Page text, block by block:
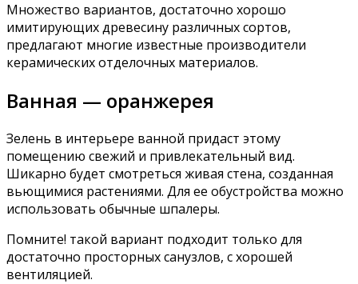
Множество вариантов, достаточно хорошо
имитирующих древесину различных сортов,
предлагают многие известные производители
керамических отделочных материалов.
Ванная — оранжерея
Зелень в интерьере ванной придаст этому
помещению свежий и привлекательный вид.
Шикарно будет смотреться живая стена, созданная
вьющимися растениями. Для ее обустройства можно
использовать обычные шпалеры.
Помните! такой вариант подходит только для
достаточно просторных санузлов, с хорошей
вентиляцией.